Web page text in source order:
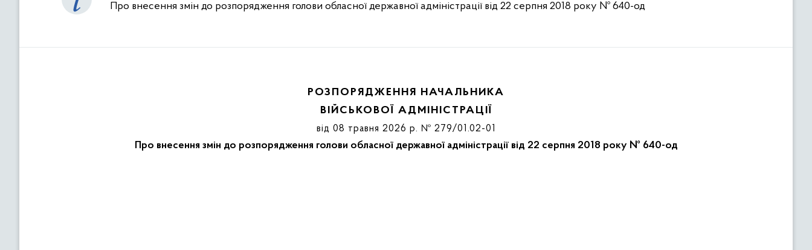
Про внесення змін до розпорядження голови обласної державної адміністрації від 22 серпня 2018 року № 640-од
РОЗПОРЯДЖЕННЯ НАЧАЛЬНИКА
ВІЙСЬКОВОЇ АДМІНІСТРАЦІЇ
від 08 травня 2026 р. № 279/01.02-01
Про внесення змін до розпорядження голови обласної державної адміністрації від 22 серпня 2018 року № 640-од